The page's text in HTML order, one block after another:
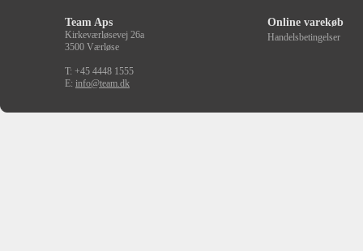
Team Aps
Kirkeværløsevej 26a
3500 Værløse
T: +45 4448 1555
E: info@team.dk
Online varekøb
Handelsbetingelser